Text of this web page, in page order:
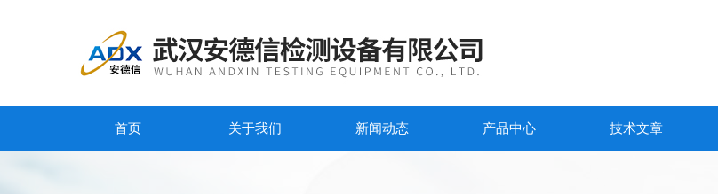
首页 关于我们 新闻动态 产品中心 技术文章